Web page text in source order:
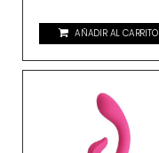
AÑADIR AL CARRITO